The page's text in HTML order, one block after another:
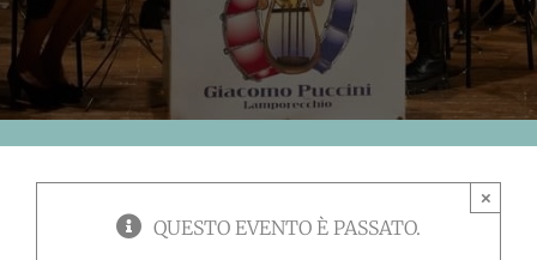
QUESTO EVENTO È PASSATO.
×